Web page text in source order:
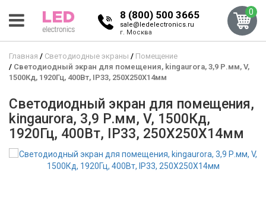
8 (800) 500 3665
sale@ledelectronics.ru
г. Москва
0
Главная Светодиодные экраны
Помещение
Светодиодный экран для помещения, kingaurora, 3,9 Р.мм, V,
1500Кд, 1920Гц, 400Вт, IP33, 250X250X14мм
Светодиодный экран для помещения,
kingaurora, 3,9 Р.мм, V, 1500Кд,
1920Гц, 400Вт, IP33, 250X250X14мм